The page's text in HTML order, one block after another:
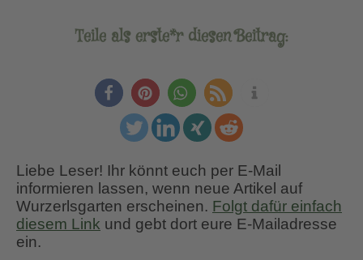
Teile als erste*r diesen Beitrag:
Liebe Leser! Ihr könnt euch per E-Mail
informieren lassen, wenn neue Artikel auf
Wurzerlsgarten erscheinen. Folgt dafür einfach
diesem Link und gebt dort eure E-Mailadresse
ein.